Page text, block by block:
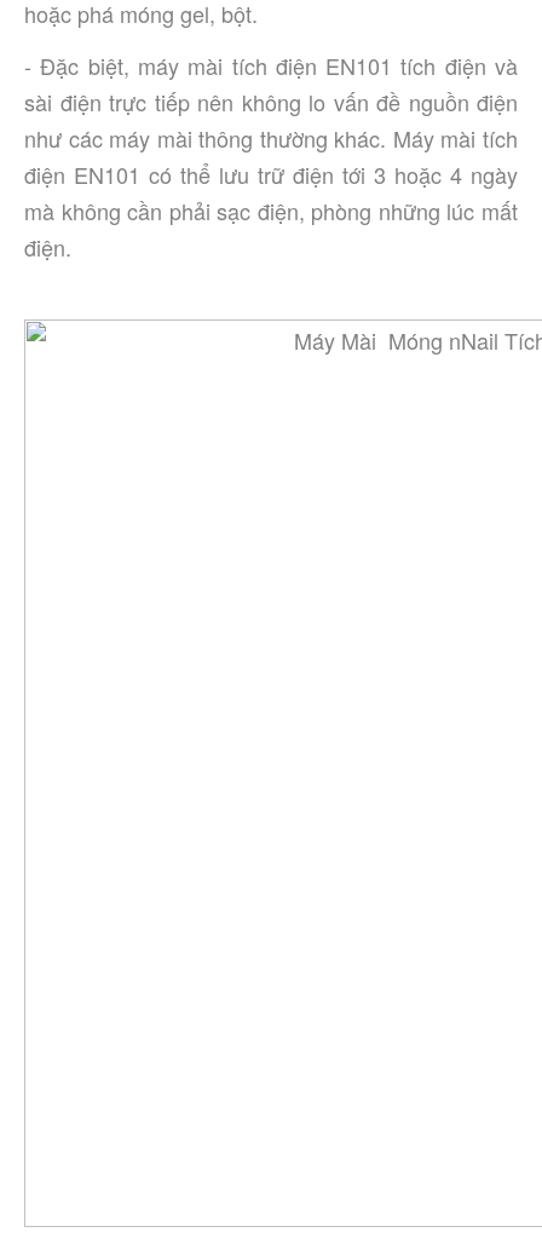
hoặc phá móng gel, bột.
- Đặc biệt, máy mài tích điện EN101 tích điện và
sài điện trực tiếp nên không lo vấn đề nguồn điện
như các máy mài thông thường khác. Máy mài tích
điện EN101 có thể lưu trữ điện tới 3 hoặc 4 ngày
mà không cần phải sạc điện, phòng những lúc mất
điện.